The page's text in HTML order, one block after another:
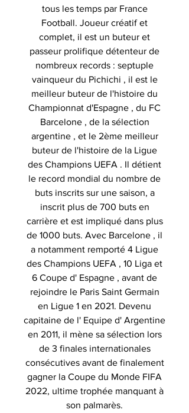
tous les temps par France
Football. Joueur créatif et
complet, il est un buteur et
passeur prolifique détenteur de
nombreux records : septuple
vainqueur du Pichichi , il est le
meilleur buteur de l'histoire du
Championnat d'Espagne , du FC
Barcelone , de la sélection
argentine , et le 2ème meilleur
buteur de l'histoire de la Ligue
des Champions UEFA . Il détient
le record mondial du nombre de
buts inscrits sur une saison, a
inscrit plus de 700 buts en
carrière et est impliqué dans plus
de 1000 buts. Avec Barcelone , il
a notamment remporté 4 Ligue
des Champions UEFA , 10 Liga et
6 Coupe d' Espagne , avant de
rejoindre le Paris Saint Germain
en Ligue 1 en 2021. Devenu
capitaine de l' Equipe d' Argentine
en 2011, il mène sa sélection lors
de 3 finales internationales
consécutives avant de finalement
gagner la Coupe du Monde FIFA
2022, ultime trophée manquant à
son palmarès.